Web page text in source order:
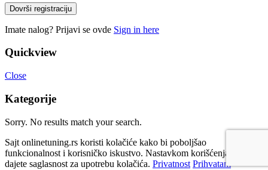
Dovrši registraciju
Imate nalog? Prijavi se ovde Sign in here
Quickview
Close
Kategorije
Sorry. No results match your search.
Sajt onlinetuning.rs koristi kolačiće kako bi poboljšao
funkcionalnost i korisničko iskustvo. Nastavkom korišćenja sajta
dajete saglasnost za upotrebu kolačića. Privatnost Prihvatam